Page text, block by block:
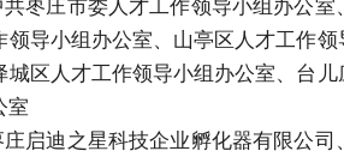
导小组办公室、山亭区人才工作
城区人才工作领导小组办公室、台
室
启迪之星科技企业孵化器有限公